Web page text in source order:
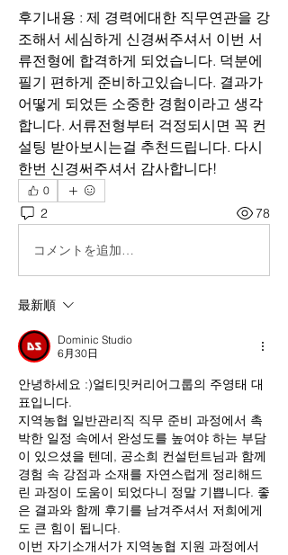
후기내용 : 제 경력에대한 직무연관을 강
조해서 세심하게 신경써주셔서 이번 서
류전형에 합격하게 되었습니다. 덕분에
필기 편하게 준비하고있습니다. 결과가
어떻게 되었든 소중한 경험이라고 생각
합니다. 서류전형부터 걱정되시면 꼭 컨
설팅 받아보시는걸 추천드립니다. 다시
한번 신경써주셔서 감사합니다!
0
2 78
コメントを追加…
最新順
Dominic Studio
6月30日
안녕하세요 :)얼티밋커리어그룹의 주영태 대
표입니다.
지역농협 일반관리직 직무 준비 과정에서 촉
박한 일정 속에서 완성도를 높여야 하는 부담
이 있으셨을 텐데, 공소희 컨설턴트님과 함께
경험 속 강점과 소재를 자연스럽게 정리해드
린 과정이 도움이 되었다니 정말 기쁩니다. 좋
은 결과와 함께 후기를 남겨주셔서 저희에게
도 큰 힘이 됩니다.
이번 자기소개서가 지역농협 지원 과정에서